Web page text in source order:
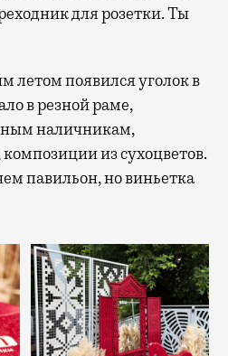
для розетки. Ты
летом появился уголок в
в резной раме,
наличникам,
из сухоцветов.
павильон, но виньетка